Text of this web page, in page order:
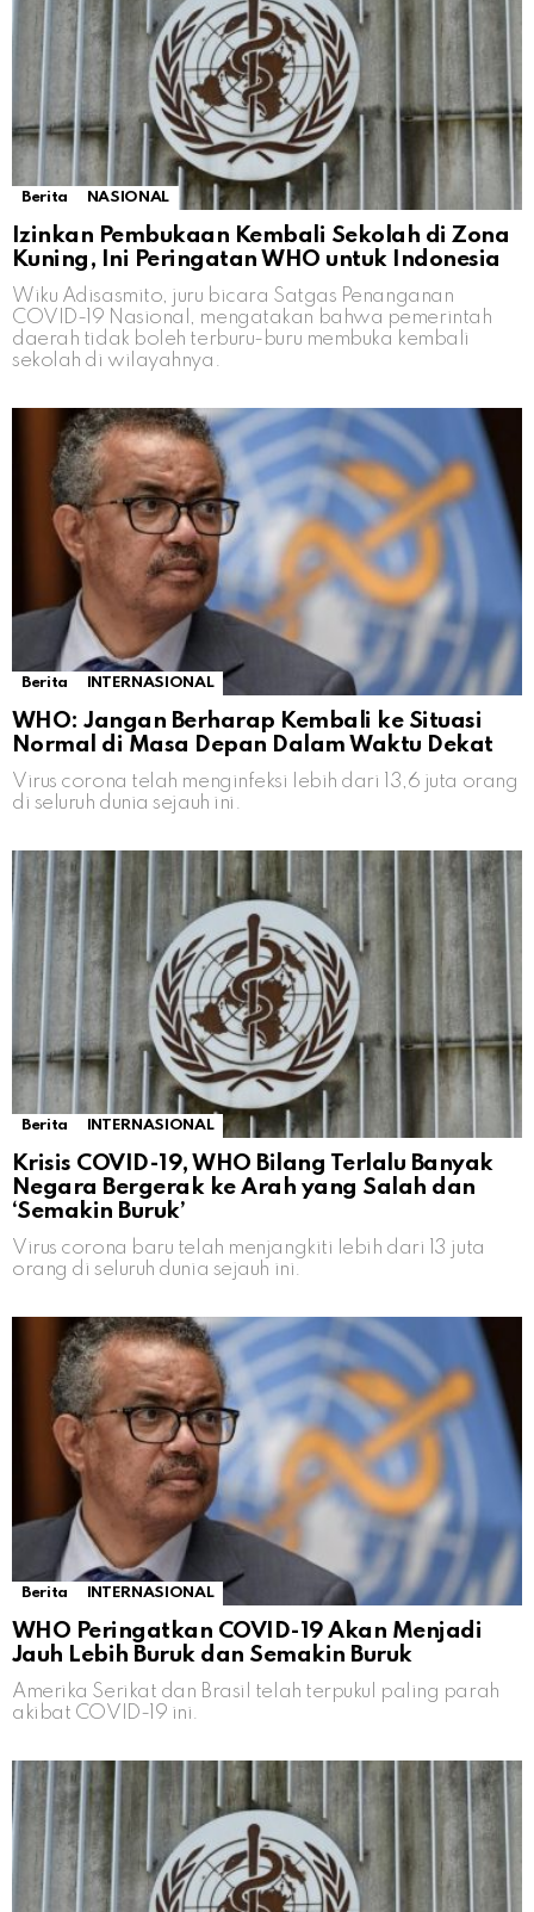
Berita NASIONAL
Izinkan Pembukaan Kembali Sekolah di Zona
Kuning, Ini Peringatan WHO untuk Indonesia
Wiku Adisasmito, juru bicara Satgas Penanganan
COVID-19 Nasional, mengatakan bahwa pemerintah
daerah tidak boleh terburu-buru membuka kembali
sekolah di wilayahnya.
Berita INTERNASIONAL
WHO: Jangan Berharap Kembali ke Situasi
Normal di Masa Depan Dalam Waktu Dekat
Virus corona telah menginfeksi lebih dari 13,6 juta orang
di seluruh dunia sejauh ini.
Berita INTERNASIONAL
Krisis COVID-19, WHO Bilang Terlalu Banyak
Negara Bergerak ke Arah yang Salah dan
‘Semakin Buruk’
Virus corona baru telah menjangkiti lebih dari 13 juta
orang di seluruh dunia sejauh ini.
Berita INTERNASIONAL
WHO Peringatkan COVID-19 Akan Menjadi
Jauh Lebih Buruk dan Semakin Buruk
Amerika Serikat dan Brasil telah terpukul paling parah
akibat COVID-19 ini.